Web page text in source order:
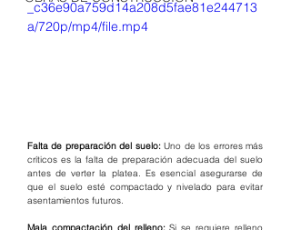
_c36e90a759d14a208d5fae81e244713
a/720p/mp4/file.mp4
Falta de preparación del suelo: Uno de los errores más
críticos es la falta de preparación adecuada del suelo
antes de verter la platea. Es esencial asegurarse de
que el suelo esté compactado y nivelado para evitar
asentamientos futuros.
Mala compactación del relleno: Si se requiere relleno